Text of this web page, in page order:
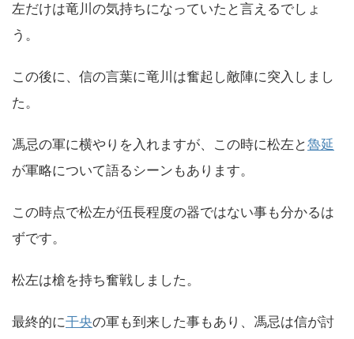
左だけは竜川の気持ちになっていたと言えるでしょ
う。
この後に、信の言葉に竜川は奮起し敵陣に突入しまし
た。
馮忌の軍に横やりを入れますが、この時に松左と魯延
が軍略について語るシーンもあります。
この時点で松左が伍長程度の器ではない事も分かるは
ずです。
松左は槍を持ち奮戦しました。
最終的に干央の軍も到来した事もあり、馮忌は信が討